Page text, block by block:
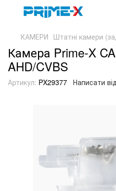
КАМЕРИ Штатні камери
Камера Prime-X
AHD/CVBS
Артикул: PX29377 Написати